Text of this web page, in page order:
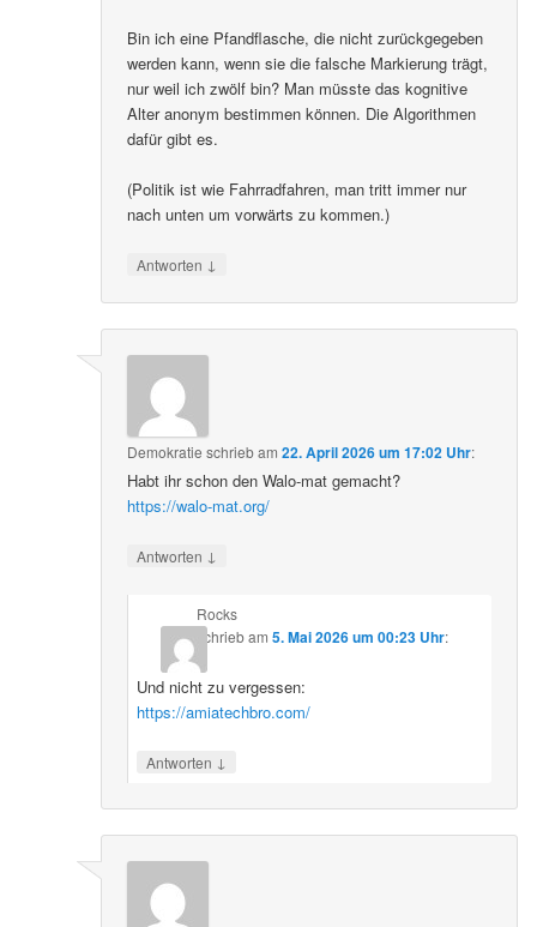
Bin ich eine Pfandflasche, die nicht zurückgegeben
werden kann, wenn sie die falsche Markierung trägt,
nur weil ich zwölf bin? Man müsste das kognitive
Alter anonym bestimmen können. Die Algorithmen
dafür gibt es.
(Politik ist wie Fahrradfahren, man tritt immer nur
nach unten um vorwärts zu kommen.)
Antworten ↓
Demokratie schriebam22. April 2026 um 17:02 Uhr:
Habt ihr schon den Walo-mat gemacht?
https://walo-mat.org/
Antworten ↓
Rocks
schriebam 5. Mai 2026 um 00:23 Uhr:
Und nicht zu vergessen:
https://amiatechbro.com/
Antworten ↓